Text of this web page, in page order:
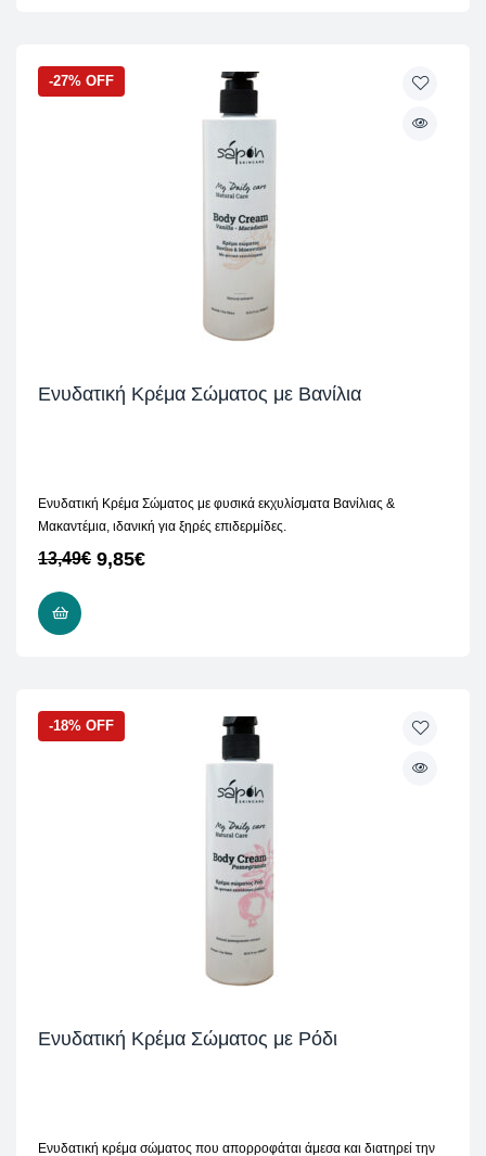
-27% OFF
Eνυδατική Κρέμα Σώματος με Βανίλια
Eνυδατική Κρέμα Σώματος με φυσικά εκχυλίσματα Βανίλιας &
Μακαντέμια, ιδανική για ξηρές επιδερμίδες.
13,49€ 9,85€
-18% OFF
Ενυδατική Κρέμα Σώματος με Ρόδι
Ενυδατική κρέμα σώματος που απορροφάται άμεσα και διατηρεί την